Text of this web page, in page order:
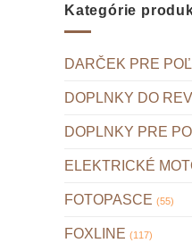
Kategórie
DARČEK PRE
DOPLNKY DO
DOPLNKY PRE
ELEKTRICKÉ
FOTOPASCE (55)
FOXLINE (117)